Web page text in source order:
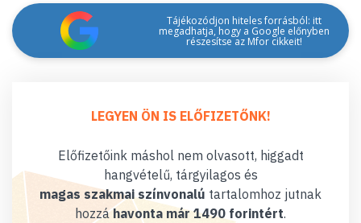
Tájékozódjon hiteles forrásból: itt
megadhatja, hogy a Google előnyben
részesítse az Mfor cikkeit!
LEGYEN ÖN IS ELŐFIZETŐNK!
Előfizetőink máshol nem olvasott, higgadt
hangvételű, tárgyilagos és
magas szakmai színvonalú tartalomhoz jutnak
hozzáhavonta már 1490 forintért.